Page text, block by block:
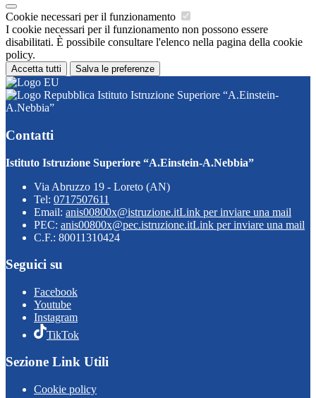
Cookie necessari per il funzionamento
I cookie necessari per il funzionamento non possono essere
disabilitati. È possibile consultare l'elenco nella pagina della cookie
policy.
Accetta tutti Salva le preferenze
Istituto Istruzione Superiore “A.Einstein-
A.Nebbia”
Contatti
Istituto Istruzione Superiore “A.Einstein-A.Nebbia”
Via Abruzzo 19 - Loreto (AN)
Tel: 0717507611
Email: anis00800x@istruzione.itLink per inviare una mail
PEC: anis00800x@pec.istruzione.itLink per inviare una mail
C.F.: 80011310424
Seguici su
Facebook
Youtube
Instagram
TikTok
Sezione Link Utili
Cookie policy